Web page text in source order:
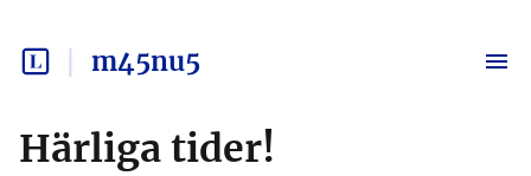
m45nu5
Härliga tider!